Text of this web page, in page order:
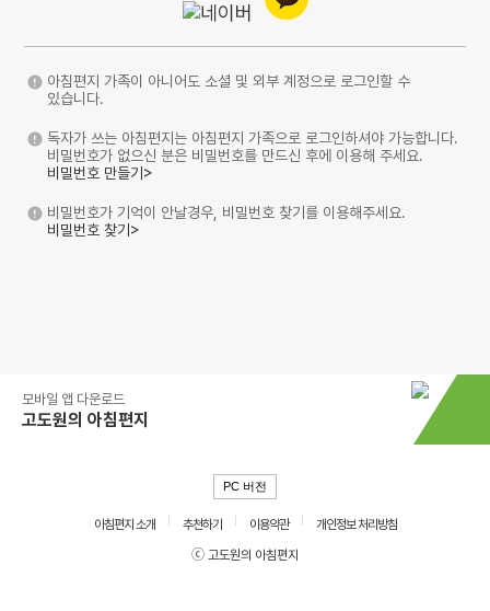
아침편지 가족이 아니어도 소셜 및 외부 계정으로 로그인할 수
있습니다.
독자가 쓰는 아침편지는 아침편지 가족으로 로그인하셔야 가능합니다.
비밀번호가 없으신 분은 비밀번호를 만드신 후에 이용해 주세요.
비밀번호 만들기>
비밀번호가 기억이 안날경우, 비밀번호 찾기를 이용해주세요.
비밀번호 찾기>
모바일 앱 다운로드
고도원의 아침편지
PC 버전
아침편지 소개 추천하기 이용약관
개인정보 처리방침
ⓒ 고도원의 아침편지